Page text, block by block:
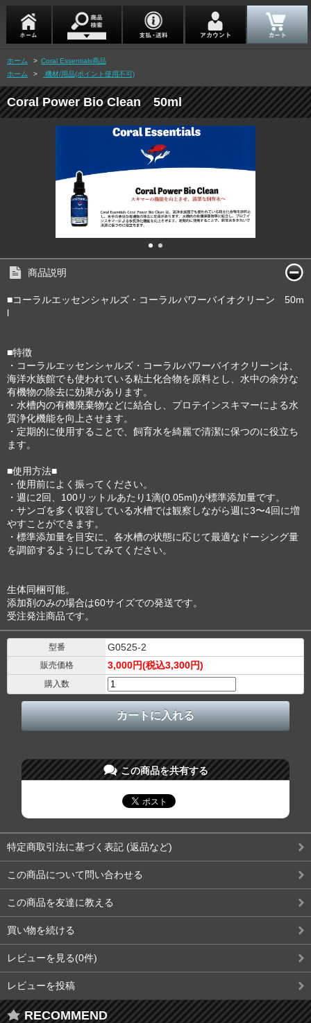
ホーム > Coral Essentials商品
ホーム
> 機材/用品(ポイント使用不可)
Coral Power Bio Clean 50ml
商品説明
■コーラルエッセンシャルズ・コーラルパワーバイオクリーン 50m
l
■特徴
・コーラルエッセンシャルズ・コーラルパワーバイオクリーンは、
海洋水族館でも使われている粘土化合物を原料とし、水中の余分な
有機物の除去に効果があります。
・水槽内の有機廃棄物などに結合し、プロテインスキマーによる水
質浄化機能を向上させます。
・定期的に使用することで、飼育水を綺麗で清潔に保つのに役立ち
ます。
■使用方法■
・使用前によく振ってください。
・週に2回、100リットルあたり1滴(0.05ml)が標準添加量です。
・サンゴを多く収容している水槽では観察しながら週に3〜4回に増
やすことができます。
・標準添加量を目安に、各水槽の状態に応じて最適なドーシング量
を調節するようにしてみてください。
生体同梱可能。
添加剤のみの場合は60サイズでの発送です。
受注発注商品です。
型番 G0525-2
販売価格 3,000円(税込3,300円)
購入数
この商品を共有する
特定商取引法に基づく表記 (返品など)
この商品について問い合わせる
この商品を友達に教える
買い物を続ける
レビューを見る(0件)
レビューを投稿
RECOMMEND